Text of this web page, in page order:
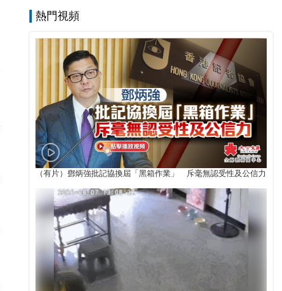
熱門視頻
（有片）鄧炳強批記協換屆「黑箱作業」 斥毫無認受性及公信力